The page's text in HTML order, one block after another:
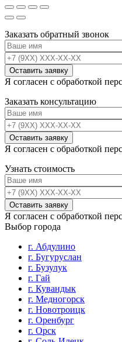
Заказать обратный звонок
Я согласен с обработкой
Заказать консультацию
Я согласен с обработкой
Узнать стоимость
Я согласен с обработкой
Выбор города
г. Абдулино
г. Бугуруслан
г. Бузулук
г. Гай
г. Кувандык
г. Медногорск
г. Новотроицк
г. Оренбург
г. Орск